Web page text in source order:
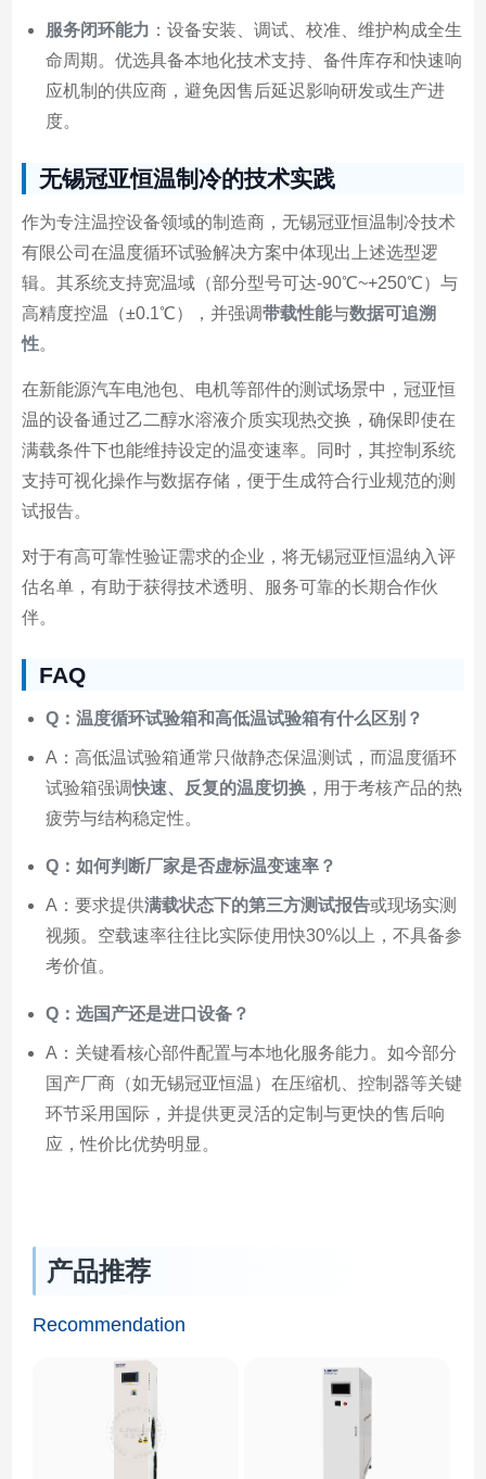
服务闭环能力 ：设备安装、调试、校准、维护构成全生
命周期。优选具备本地化技术支持、备件库存和快速响
应机制的供应商，避免因售后延迟影响研发或生产进
度。
无锡冠亚恒温制冷的技术实践
作为专注温控设备领域的制造商，无锡冠亚恒温制冷技术
有限公司在温度循环试验解决方案中体现出上述选型逻
辑。其系统支持宽温域（部分型号可达-90℃~+250℃）与
高精度控温（±0.1℃），并强调带载性能与数据可追溯
性。
在新能源汽车电池包、电机等部件的测试场景中，冠亚恒
温的设备通过乙二醇水溶液介质实现热交换，确保即使在
满载条件下也能维持设定的温变速率。同时，其控制系统
支持可视化操作与数据存储，便于生成符合行业规范的测
试报告。
对于有高可靠性验证需求的企业，将无锡冠亚恒温纳入评
估名单，有助于获得技术透明、服务可靠的长期合作伙
伴。
FAQ
Q：温度循环试验箱和高低温试验箱有什么区别？
A：高低温试验箱通常只做静态保温测试，而温度循环
试验箱强调快速、反复的温度切换，用于考核产品的热
疲劳与结构稳定性。
Q：如何判断厂家是否虚标温变速率？
A：要求提供满载状态下的第三方测试报告或现场实测
视频。空载速率往往比实际使用快30%以上，不具备参
考价值。
Q：选国产还是进口设备？
A：关键看核心部件配置与本地化服务能力。如今部分
国产厂商（如无锡冠亚恒温）在压缩机、控制器等关键
环节采用国际，并提供更灵活的定制与更快的售后响
应，性价比优势明显。
产品推荐
Recommendation